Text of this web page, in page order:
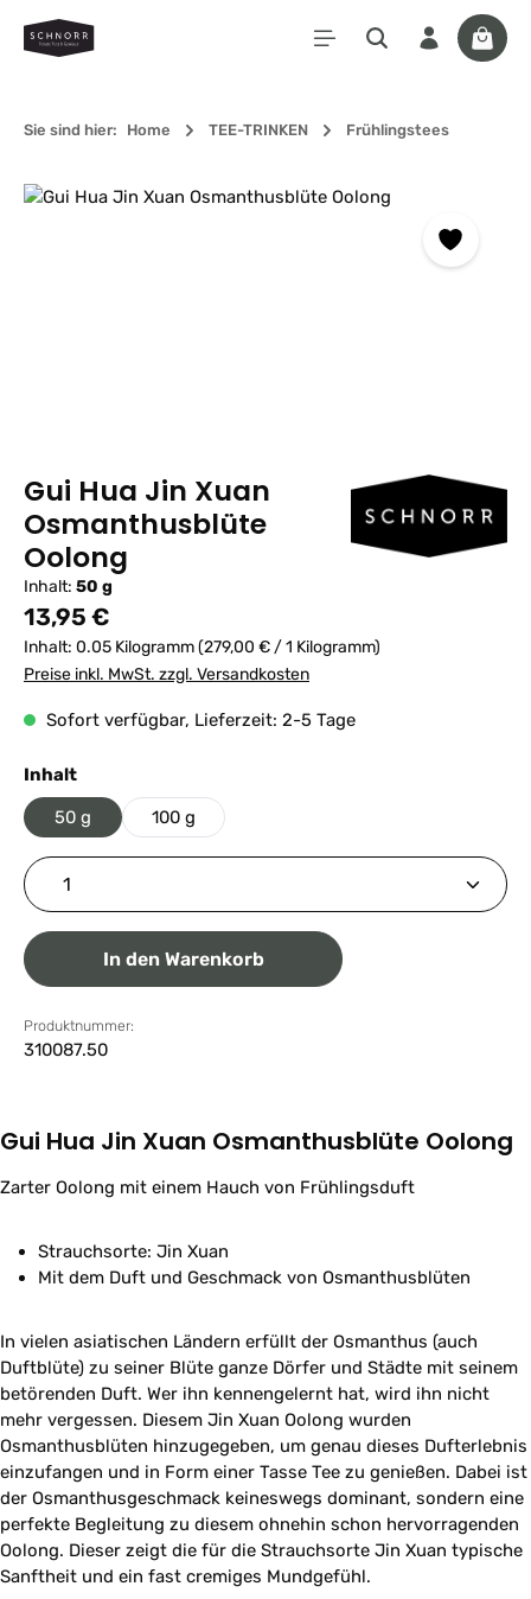
Zum Hauptinhalt springen
Sie sind hier: Home TEE-TRINKEN Frühlingstees
Bildergalerie überspringen
Gui Hua Jin Xuan
Osmanthusblüte
Oolong
Inhalt: 50 g
Regulärer Preis:
13,95 €
Inhalt: 0.05 Kilogramm(279,00 € / 1 Kilogramm)
Preise inkl. MwSt. zzgl. Versandkosten
Sofort verfügbar, Lieferzeit: 2-5 Tage
Inhaltauswählen
50 g 100 g
Produkt Anzahl: Gib den gewünschten Wert ein
In den Warenkorb
Produktnummer:
310087.50
Gui Hua Jin Xuan Osmanthusblüte Oolong
Zarter Oolong mit einem Hauch von Frühlingsduft
Strauchsorte: Jin Xuan
Mit dem Duft und Geschmack von Osmanthusblüten
In vielen asiatischen Ländern erfüllt der Osmanthus (auch
Duftblüte) zu seiner Blüte ganze Dörfer und Städte mit seinem
betörenden Duft. Wer ihn kennengelernt hat, wird ihn nicht
mehr vergessen. Diesem Jin Xuan Oolong wurden
Osmanthusblüten hinzugegeben, um genau dieses Dufterlebnis
einzufangen und in Form einer Tasse Tee zu genießen. Dabei ist
der Osmanthusgeschmack keineswegs dominant, sondern eine
perfekte Begleitung zu diesem ohnehin schon hervorragenden
Oolong. Dieser zeigt die für die Strauchsorte Jin Xuan typische
Sanftheit und ein fast cremiges Mundgefühl.